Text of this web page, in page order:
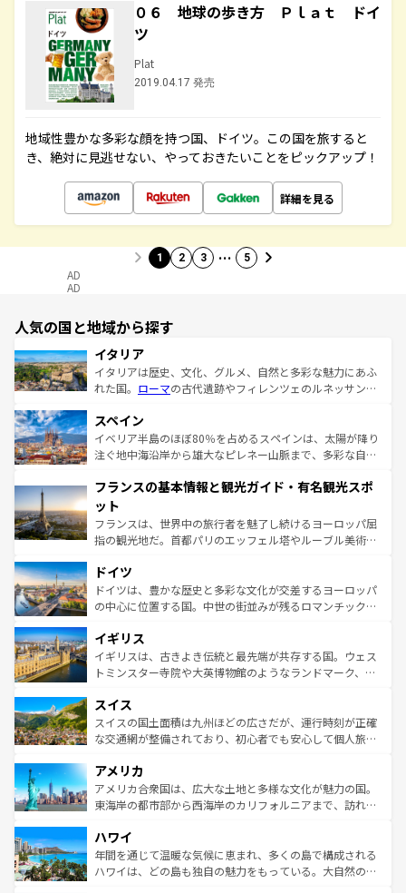
０６ 地球の歩き方 Ｐｌａｔ ドイ
ツ
Plat
2019.04.17 発売
地域性豊かな多彩な顔を持つ国、ドイツ。この国を旅すると
き、絶対に見逃せない、やっておきたいことをピックアップ！
詳細を見る
1 2 3 … 5
AD
AD
人気の国と地域から探す
イタリア
イタリアは歴史、文化、グルメ、自然と多彩な魅力にあふ
れた国。 ローマの古代遺跡やフィレンツェのルネッサンス
ろん、トスカーナの美しい田園風景やアマルフィ海岸の絶
景など、自然景観も見逃せない。観光の合間には、本場の
ピザやパスタなど、絶品のイタリア料理を堪能することも
ませてくれるイタリアで、忘れられない旅をしてみよう！
なお、新着のイタリア情報は
しい。
スペイン
イベリア半島のほぼ80％を占めるスペインは、太陽が降り
注ぐ地中海沿岸から雄大なピレネー山脈まで、多彩な自然
文化が根付くこの国では、情熱的なフラメンコ、熱気あふ
れる闘牛、そして美味しいタパスが生活の一部となってい
る。首都マドリードの洗練された雰囲気や、バルセロナの
アートに溢れた街角から、地方では古代ローマ遺跡や中世
せる。地方によって風土や気候が異なるスペインはその個
性で訪れる人を魅了する。 なお、新着のスペイン情報は コ
ンテンツ一覧を参照してほしい。
フランスの基本情報と観光ガイド・有名観光スポ
ット
フランスは、世界中の旅行者を魅了し続けるヨーロッパ屈
指の観光地だ。首都パリのエッフェル塔やルーブル美術館
で、幅広い魅力が詰まっている。華麗な宮殿、歴史的な大
聖堂、美しいビーチ、そして豊かな自然が、訪れる者を心
から魅了する。また、フランスは美食の国としても知ら
いる。シャンパンの発祥地であるランス、プロヴァンスの
香り高いラベンダー畑など、多彩な楽しみ方が可能だ。さ
らに、パリ以外の地域にも魅力が溢れており、どの街角に
れる地方に足を運ぶとそれぞれで全く異なる文化を体験で
きるだろう。 なお、新着のフランス情報はコンテンツ一覧
を参照してほしい。
ドイツ
ドイツは、豊かな歴史と多彩な文化が交差するヨーロッパ
の中心に位置する国。中世の街並みが残るロマンチック街
顔を持つこの国は、どこを歩いても飽きることがない。ベ
ルリンの文化的活気、バイエルン州のアルプスの絶景、そ
してライン川沿いのワイン畑といった風景は必見。ビール
は、お酒好きな人にはぜひ体験してほしい。 なお、新着の
ドイツ情報はコンテンツ一覧を参照してほしい。
イギリス
イギリスは、古きよき伝統と最先端が共存する国。ウェス
トミンスター寺院や大英博物館のようなランドマーク、歴
リアごとに異なる魅力がある。また、優雅なアフタヌーン
ティー、ビール好きにはたまらない英国パブ、サッカー観
戦など、本場だからこそできる体験も豊富。イギリスを旅
ンツ一覧を参照してほしい。
スイス
スイスの国土面積は九州ほどの広さだが、運行時刻が正確
な交通網が整備されており、初心者でも安心して個人旅行
の建物がそのまま残る町や、スイスならではのユニークな
博物館もあり、アルプス観光だけでなく町歩きも満喫する
ことができる。国民の所得が高いため物価も高いが、旅行
ば市内交通費無料で観光を楽しむこともできる。 なお、新
着のスイス情報はコンテンツ一覧 を参照してほしい。
アメリカ
アメリカ合衆国は、広大な土地と多様な文化が魅力の国。
東海岸の都市部から西海岸のカリフォルニアまで、訪れる
のような巨大都市は、観光、ショッピング、エンターテイ
ンメントが詰まった刺激的なスポットだ。一方、アメリカ
西部には大自然が広がり、グランドキャニオンやイエロー
ハワイ
年間を通じて温暖な気候に恵まれ、多くの島で構成される
ハワイは、どの島も独自の魅力をもっている。大自然の神